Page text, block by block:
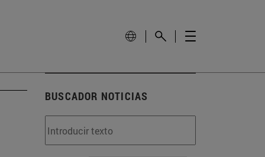
BUSCADOR NOTICIAS